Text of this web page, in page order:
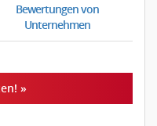
Bewertungen von
Unternehmen
»